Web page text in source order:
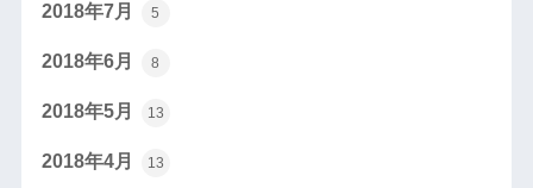
2018年7月 5
2018年6月 8
2018年5月 13
2018年4月 13